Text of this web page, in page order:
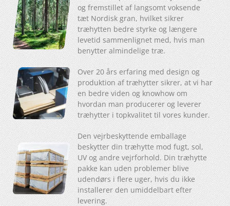
og fremstillet af langsomt voksende
tæt Nordisk gran, hvilket sikrer
træhytten bedre styrke og længere
levetid sammenlignet med, hvis man
benytter almindelige træ.
Over 20 års erfaring med design og
produktion af træhytter sikrer, at vi har
en bedre viden og knowhow om
hvordan man producerer og leverer
træhytter i topkvalitet til vores kunder.
Den vejrbeskyttende emballage
beskytter din træhytte mod fugt, sol,
UV og andre vejrforhold. Din træhytte
pakke kan uden problemer blive
udendørs i flere uger, hvis du ikke
installerer den umiddelbart efter
levering.